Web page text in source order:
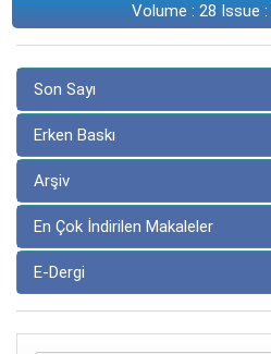
Volume : 28 Issue :
Son Sayı
Erken Baskı
Arşiv
En Çok İndirilen Makaleler
E-Dergi